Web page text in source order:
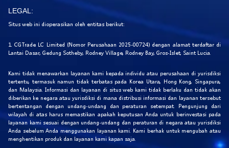
LEGAL:
Situs web ini dioperasikan oleh entitas berikut:
1. CGTrade LC Limited (Nomor Perusahaan 2025-00724) dengan alamat terdaftar di
Lantai Dasar, Gedung Sotheby, Rodney Village, Rodney Bay, Gros-Islet, Saint Lucia.
Kami tidak menawarkan layanan kami kepada individu atau perusahaan di yurisdiksi
tertentu, termasuk namun tidak terbatas pada Korea Utara, Hong Kong, Singapura,
dan Malaysia. Informasi dan layanan di situs web kami tidak berlaku dan tidak akan
diberikan ke negara atau yurisdiksi di mana distribusi informasi dan layanan tersebut
bertentangan dengan undang-undang dan peraturan setempat. Pengunjung dari
wilayah di atas harus memastikan apakah keputusan Anda untuk berinvestasi pada
layanan kami sesuai dengan undang-undang dan peraturan di negara atau yurisdiksi
Anda sebelum Anda menggunakan layanan kami. Kami berhak untuk mengubah atau
menghentikan produk dan layanan kami kapan saja.